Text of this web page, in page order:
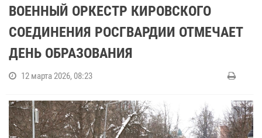
ВОЕННЫЙ ОРКЕСТР КИРОВСКОГО
СОЕДИНЕНИЯ РОСГВАРДИИ ОТМЕЧАЕТ
ДЕНЬ ОБРАЗОВАНИЯ
12 марта 2026, 08:23